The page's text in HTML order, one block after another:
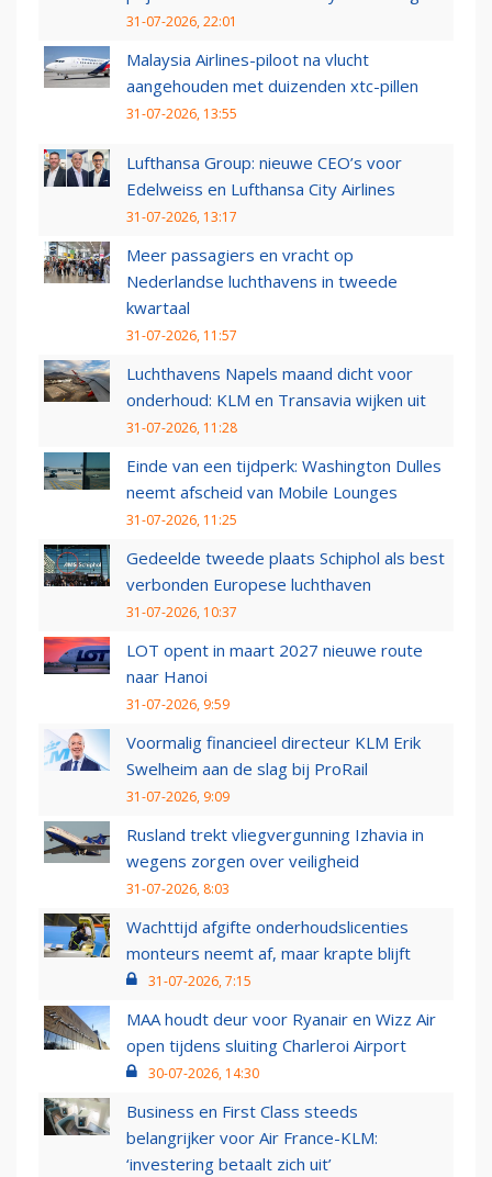
31-07-2026, 22:01
Malaysia Airlines-piloot na vlucht
aangehouden met duizenden xtc-pillen
31-07-2026, 13:55
Lufthansa Group: nieuwe CEO’s voor
Edelweiss en Lufthansa City Airlines
31-07-2026, 13:17
Meer passagiers en vracht op
Nederlandse luchthavens in tweede
kwartaal
31-07-2026, 11:57
Luchthavens Napels maand dicht voor
onderhoud: KLM en Transavia wijken uit
31-07-2026, 11:28
Einde van een tijdperk: Washington Dulles
neemt afscheid van Mobile Lounges
31-07-2026, 11:25
Gedeelde tweede plaats Schiphol als best
verbonden Europese luchthaven
31-07-2026, 10:37
LOT opent in maart 2027 nieuwe route
naar Hanoi
31-07-2026, 9:59
Voormalig financieel directeur KLM Erik
Swelheim aan de slag bij ProRail
31-07-2026, 9:09
Rusland trekt vliegvergunning Izhavia in
wegens zorgen over veiligheid
31-07-2026, 8:03
Wachttijd afgifte onderhoudslicenties
monteurs neemt af, maar krapte blijft
31-07-2026, 7:15
MAA houdt deur voor Ryanair en Wizz Air
open tijdens sluiting Charleroi Airport
30-07-2026, 14:30
Business en First Class steeds
belangrijker voor Air France-KLM:
‘investering betaalt zich uit’